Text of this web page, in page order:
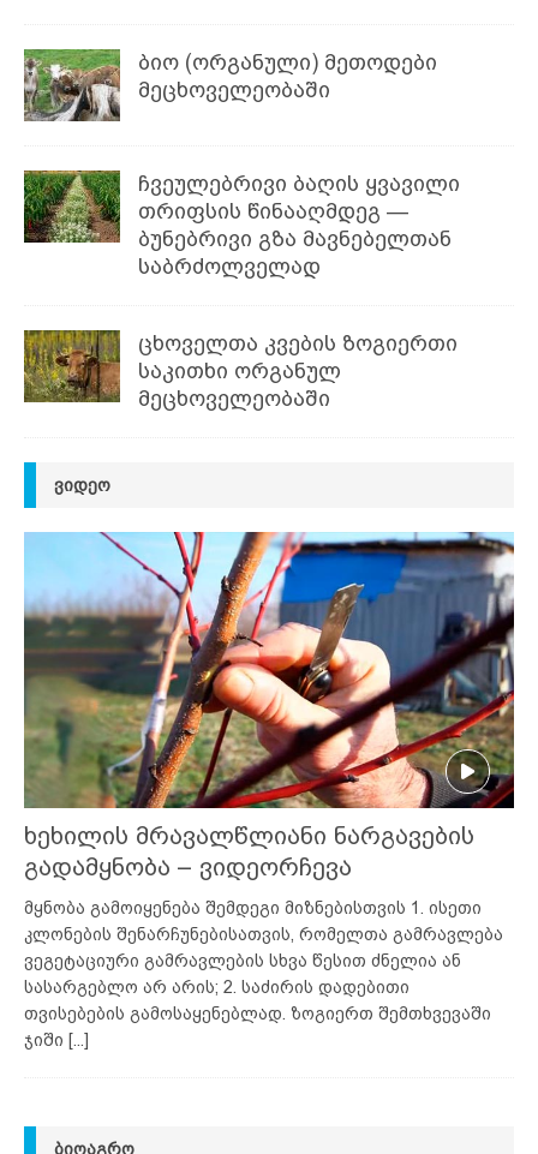
ბიო (ორგანული) მეთოდები
მეცხოველეობაში
ჩვეულებრივი ბაღის ყვავილი
თრიფსის წინააღმდეგ —
ბუნებრივი გზა მავნებელთან
საბრძოლველად
ცხოველთა კვების ზოგიერთი
საკითხი ორგანულ
მეცხოველეობაში
ᲕᲘᲓᲔᲝ
ხეხილის მრავალწლიანი ნარგავების
გადამყნობა – ვიდეორჩევა
მყნობა გამოიყენება შემდეგი მიზნებისთვის 1. ისეთი
კლონების შენარჩუნებისათვის, რომელთა გამრავლება
ვეგეტაციური გამრავლების სხვა წესით ძნელია ან
სასარგებლო არ არის; 2. საძირის დადებითი
თვისებების გამოსაყენებლად. ზოგიერთ შემთხვევაში
ჯიში [...]
ᲑᲘᲝᲐᲒᲠᲝ